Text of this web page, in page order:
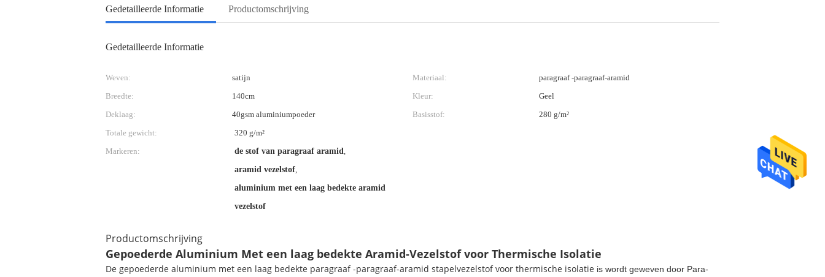
Gedetailleerde Informatie Productomschrijving
Gedetailleerde Informatie
Weven: satijn Materiaal:
paragraaf -paragraaf-aramid
Breedte:
140cm Kleur:
Geel
Deklaag:
40gsm aluminiumpoeder Basisstof:
280 g/m²
Totale gewicht:
320 g/m²
Markeren:
de stof van paragraaf aramid,
aramid vezelstof,
aluminium met een laag bedekte aramid
vezelstof
Productomschrijving
Gepoederde Aluminium Met een laag bedekte Aramid-Vezelstof voor Thermische Isolatie
De gepoederde aluminium met een laag bedekte paragraaf -paragraaf-aramid stapelvezelstof voor thermische isolatie is wordt geweven door Para-